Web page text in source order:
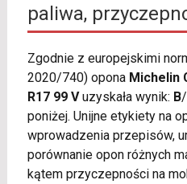
paliwa,
Zgodnie z europejskimi
2020/740) opona Michelin
R17 99 Vuzyskała wynik: B/
poniżej. Unijne etykiety na
wprowadzenia przepisów,
porównanie opon różnych
kątem przyczepności na